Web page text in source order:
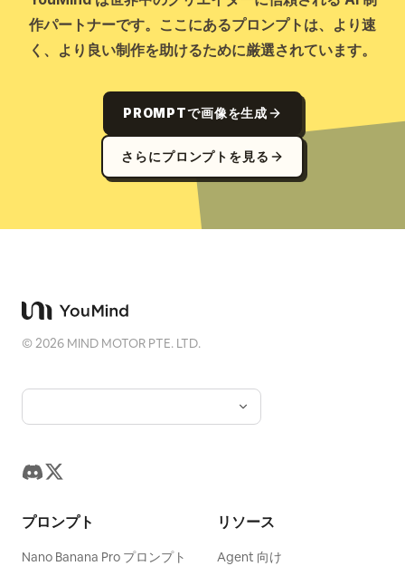
作パートナーです。ここにあるプロンプトは、より速
く、より良い制作を助けるために厳選されています。
PROMPTで画像を生成
さらにプロンプトを見る
©2026 MIND MOTOR PTE. LTD.
プロンプト
Nano Banana Pro プロンプト
リソース
Agent 向け